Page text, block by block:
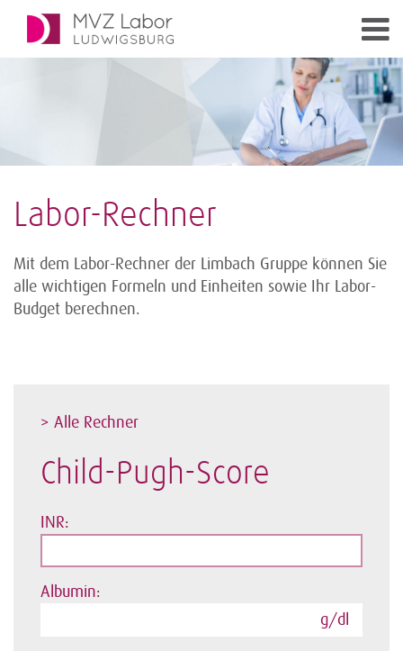
Labor-Rechner
Mit dem Labor-Rechner der Limbach Gruppe können Sie
alle wichtigen Formeln und Einheiten sowie Ihr Labor-
Budget berechnen.
> Alle Rechner
Child-Pugh-Score
INR:
Albumin:
g/dl